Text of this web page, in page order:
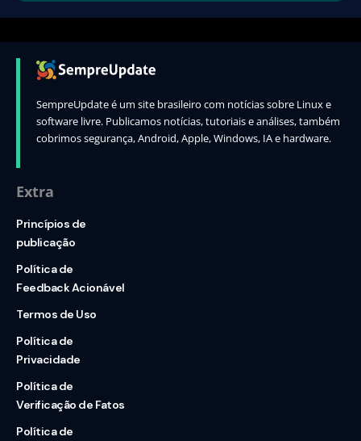
SempreUpdate é um site brasileiro com notícias sobre Linux e
software livre. Publicamos notícias, tutoriais e análises, também
cobrimos segurança, Android, Apple, Windows, IA e hardware.
Extra
Princípios de
publicação
Política de
Feedback Acionável
Termos de Uso
Política de
Privacidade
Política de
Verificação de Fatos
Política de